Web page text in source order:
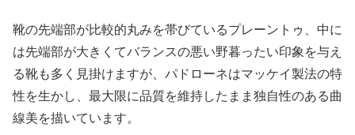
靴の先端部が比較的丸みを帯びているプレーントゥ、中に
は先端部が大きくてバランスの悪い野暮ったい印象を与え
る靴も多く見掛けますが、パドローネはマッケイ製法の特
性を生かし、最大限に品質を維持したまま独自性のある曲
線美を描いています。